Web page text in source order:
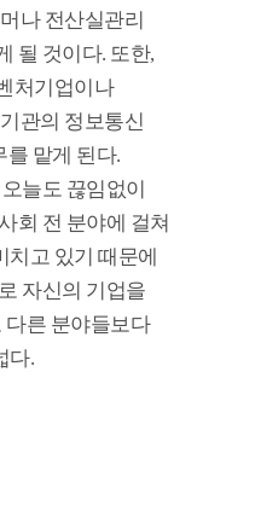
나 전산실관리
될 것이다. 또한,
처기업이나
관의 정보통신
를 맡게 된다.
늘도 끊임없이
회 전 분야에 걸쳐
고 있기 때문에
자신의 기업을
다른 분야들보다
다.